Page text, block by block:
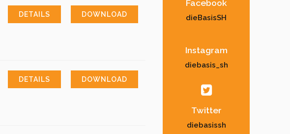
Facebook
dieBasisSH
Instagram
diebasis_sh
Twitter
diebasissh
DOWNLOAD
DETAILS
DOWNLOAD
DETAILS